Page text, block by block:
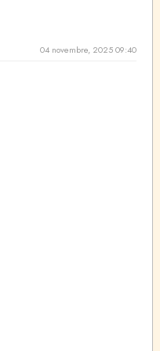
04 novembre, 2025 09:40